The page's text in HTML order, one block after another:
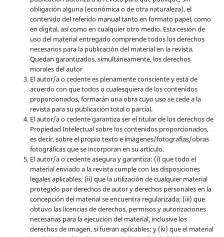
obligación alguna (económica o de otra naturaleza), el
contenido del referido manual tanto en formato papel, como
en digital, así como en cualquier otro medio. Esta cesión de
uso del material entregado comprende todos los derechos
necesarios para la publicación del material en la revista.
Quedan garantizados, simultáneamente, los derechos
morales del autor
El autor/a o cedente es plenamente consciente y está de
acuerdo con que todos o cualesquiera de los contenidos
proporcionados, formarán una obra cuyo uso se cede a la
revista para su publicación total o parcial.
El autor/a o cedente garantiza ser el titular de los derechos de
Propiedad Intelectual sobre los contenidos proporcionados,
es decir, sobre el propio texto e imágenes/fotografías/obras
fotográficas que se incorporan en su artículo.
El autor/a o cedente asegura y garantiza: (i) que todo el
material enviado a la revista cumple con las disposiciones
legales aplicables; (ii) que la utilización de cualquier material
protegido por derechos de autor y derechos personales en la
concepción del material se encuentra regularizada; (iii) que
obtuvo las licencias de derechos, permisos y autorizaciones
necesarias para la ejecución del material, inclusive los
derechos de imagen, si fueran aplicables; y (iv) que el material